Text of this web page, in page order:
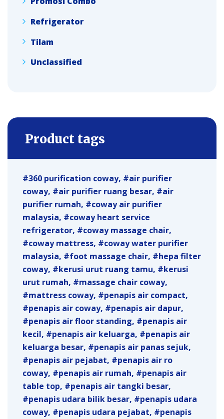
Refrigerator
Tilam
Unclassified
Product tags
360 purification coway
air purifier
coway
air purifier ruang besar
air
purifier rumah
coway air purifier
malaysia
coway heart service
refrigerator
coway massage chair
coway mattress
coway water purifier
malaysia
foot massage chair
hepa filter
coway
kerusi urut ruang tamu
kerusi
urut rumah
massage chair coway
mattress coway
penapis air compact
penapis air coway
penapis air dapur
penapis air floor standing
penapis air
kecil
penapis air keluarga
penapis air
keluarga besar
penapis air panas sejuk
penapis air pejabat
penapis air ro
coway
penapis air rumah
penapis air
table top
penapis air tangki besar
penapis udara bilik besar
penapis udara
coway
penapis udara pejabat
penapis